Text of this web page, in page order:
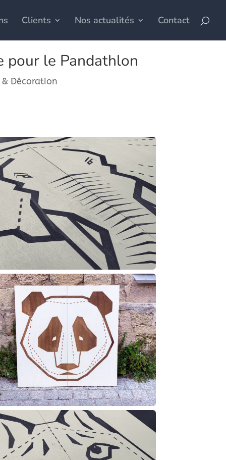
Clients Nos actualités Contact
pour le Pandathlon
Décoration